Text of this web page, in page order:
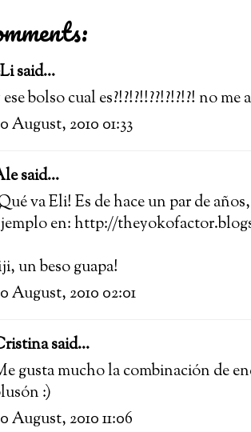
said...
bolso cual es?!?!?!!??!?!?!?! no
August, 2010 01:33
said...
va Eli! Es de hace un par de
en: http://
un beso guapa!
August, 2010 02:01
said...
gusta mucho la combinación de
:)
August, 2010 11:06